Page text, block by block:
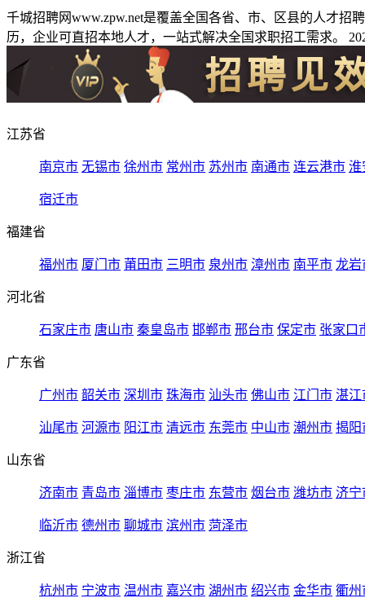
千城招聘网www.zpw.net是覆盖全国各省、市、区县的人才
历，企业可直招本地人才，一站式解决全国求职招工需求。
江苏省
南京市 无锡市 徐州市 常州市 苏州市 南通市 连云港市 淮
宿迁市
福建省
福州市 厦门市 莆田市 三明市 泉州市 漳州市 南平市 龙岩
河北省
石家庄市 唐山市 秦皇岛市 邯郸市 邢台市 保定市 张家口
广东省
广州市 韶关市 深圳市 珠海市 汕头市 佛山市 江门市 湛江
汕尾市 河源市 阳江市 清远市 东莞市 中山市 潮州市 揭阳
山东省
济南市 青岛市 淄博市 枣庄市 东营市 烟台市 潍坊市 济宁
临沂市 德州市 聊城市 滨州市 菏泽市
浙江省
杭州市 宁波市 温州市 嘉兴市 湖州市 绍兴市 金华市 衢州